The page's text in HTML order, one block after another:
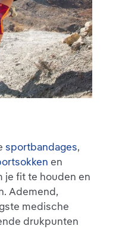
sportbandages,
en
je fit te houden en
Ademend,
medische
drukpunten